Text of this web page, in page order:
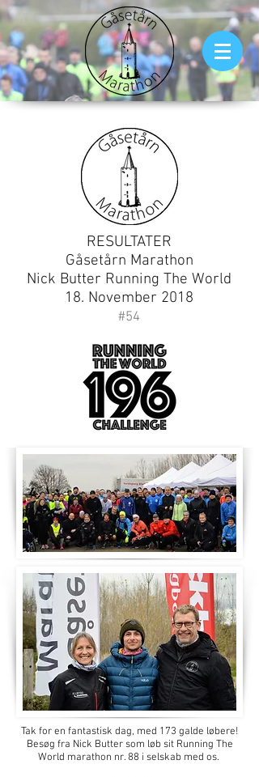
RESULTATER
Gåsetårn Marathon
Nick Butter Running The World
18. November 2018
#54
Tak for en fantastisk dag, med 173 galde løbere!
Besøg fra Nick Butter som løb sit Running The
World marathon nr. 88 i selskab med os.